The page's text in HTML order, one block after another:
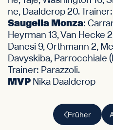
ne, Daalderop 20.
Saugella Monza:
Heyrman 13, Van Hecke
Danesi 9, Orthmann 2,
Davyskiba, Parrocchiale
Trainer: Parazzoli.
MVPNika Daalderop
Früher